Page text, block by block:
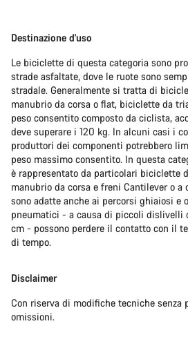
Destinazione d'uso
Le biciclette di questa categoria sono
strade asfaltate, dove le ruote sono
stradale. Generalmente si tratta di
manubrio da corsa o flat, biciclette da
peso consentito composto da ciclista,
deve superare i 120 kg. In alcuni casi i
produttori dei componenti potrebbero
peso massimo consentito. In questa
è rappresentato da particolari biciclette
manubrio da corsa e freni Cantilever o a
sono adatte anche ai percorsi ghiaiosi e
pneumatici - a causa di piccoli dislivelli
cm - possono perdere il contatto con il
di tempo.
Disclaimer
Con riserva di modifiche tecniche senza
omissioni.